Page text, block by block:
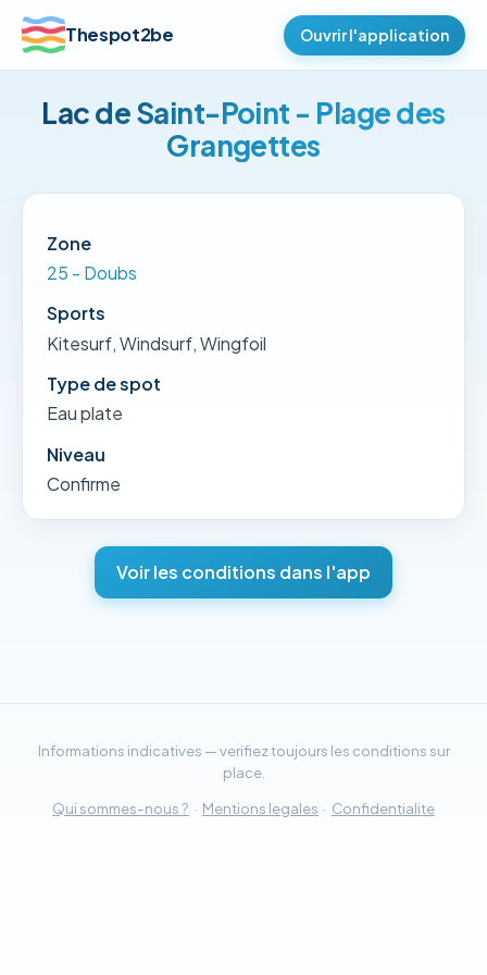
Thespot2be Ouvrir l'application
Lac de Saint-Point - Plage des
Grangettes
Zone
25 - Doubs
Sports
Kitesurf, Windsurf, Wingfoil
Type de spot
Eau plate
Niveau
Confirme
Voir les conditions dans l'app
Informations indicatives — verifiez toujours les conditions sur
place.
Qui sommes-nous ? · Mentions legales · Confidentialite